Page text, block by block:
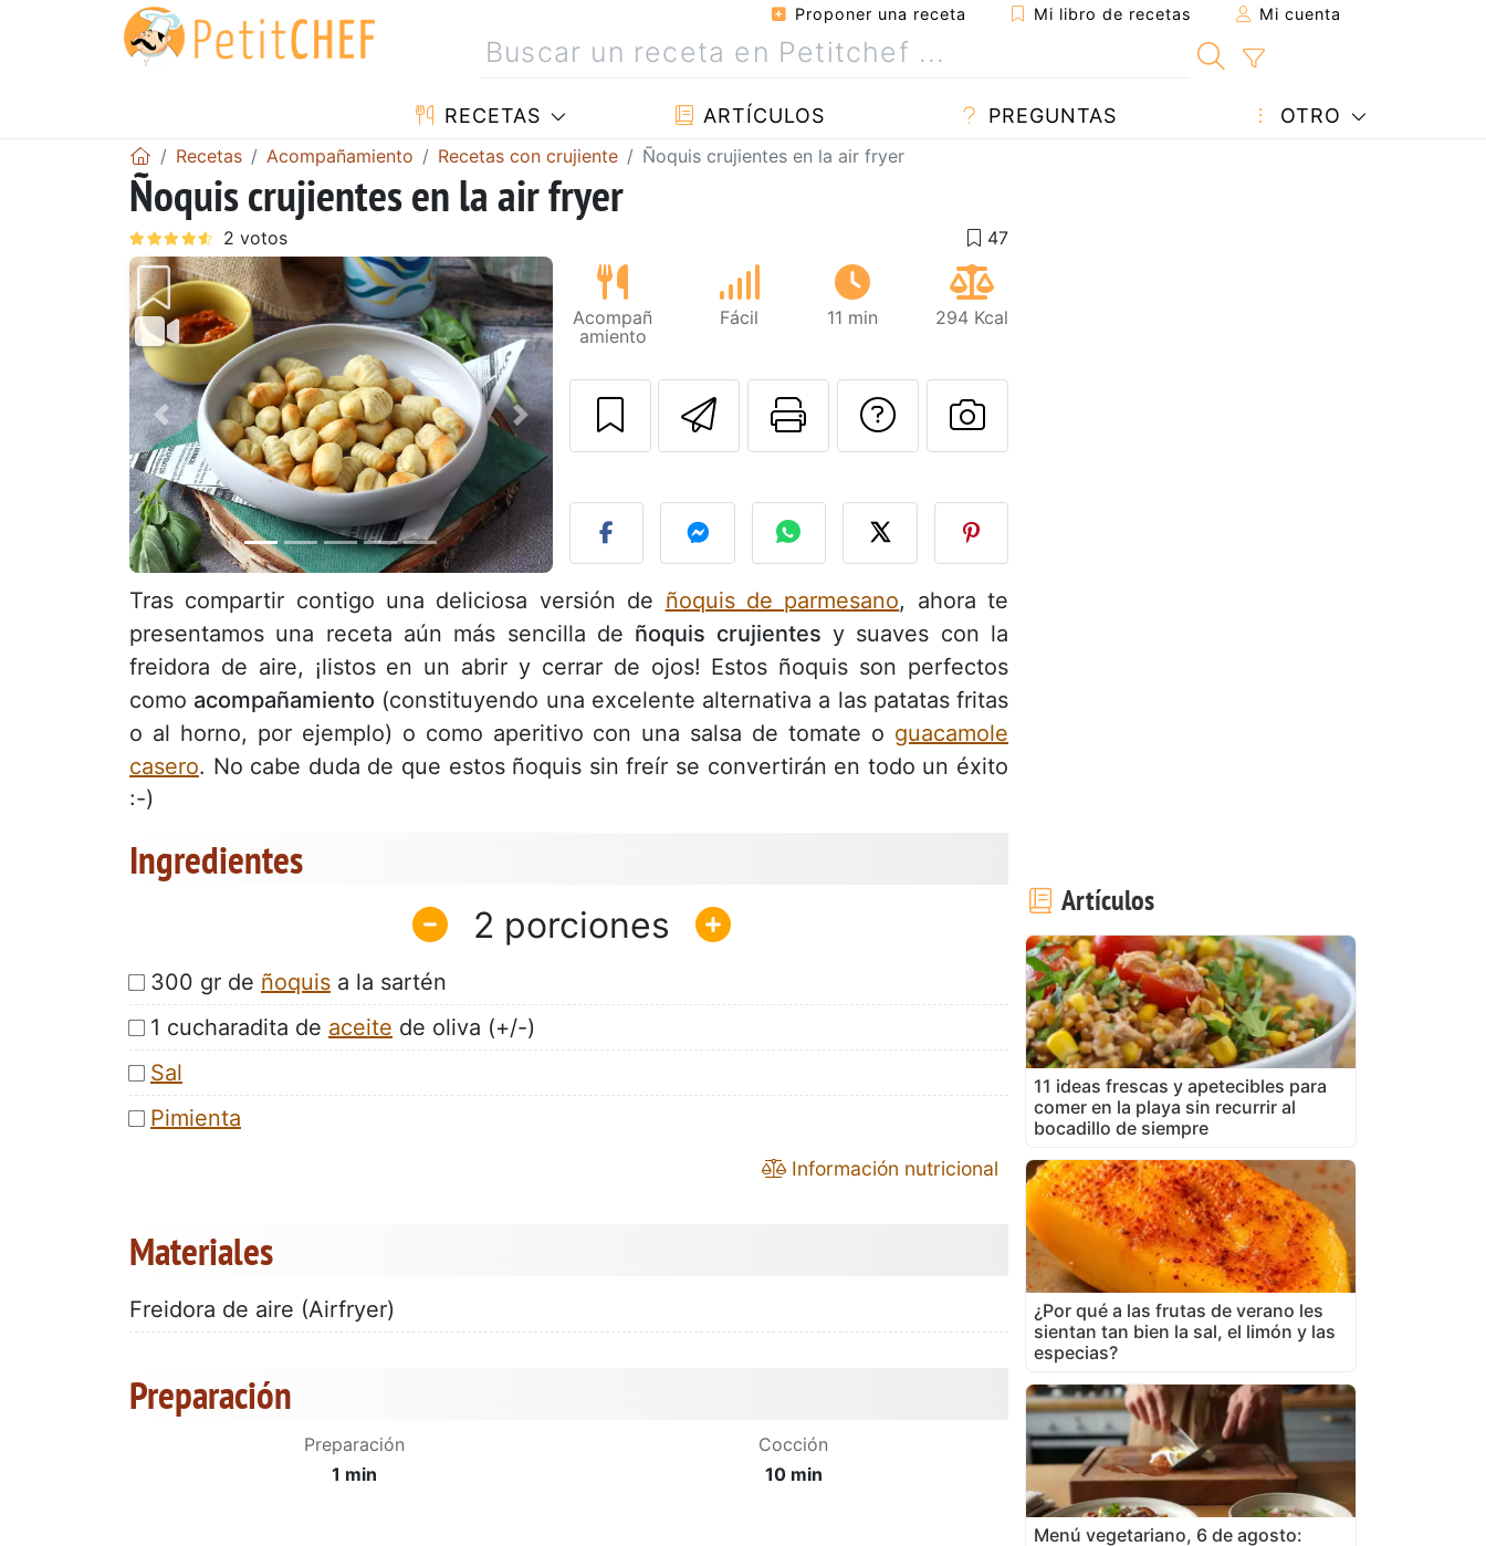
Proponer una receta Mi libro de recetas Mi cuenta
RECETAS ARTÍCULOS PREGUNTAS OTRO
Recetas Acompañamiento Recetas con crujiente Ñoquis crujientes en la air fryer
Ñoquis crujientes en la air fryer
Anterior Siguiente
Acompañ
amiento
Fácil 11 min 294 Kcal
Enviar esta receta a un amigo
Imprimir esta página
Preguntar al autor
Publicar la foto de esta receta
Tras compartir contigo una deliciosa versión de ñoquis de parmesano, ahora te
presentamos una receta aún más sencilla de ñoquis crujientes y suaves con la
freidora de aire, ¡listos en un abrir y cerrar de ojos! Estos ñoquis son perfectos
como acompañamiento (constituyendo una excelente alternativa a las patatas fritas
o al horno, por ejemplo) o como aperitivo con una salsa de tomate o guacamole
casero. No cabe duda de que estos ñoquis sin freír se convertirán en todo un éxito
:-)
Ingredientes
2
300 gr de ñoquis a la sartén
1 cucharadita de aceite de oliva (+/-)
Sal
Pimienta
Información nutricional
Materiales
Freidora de aire (Airfryer)
Preparación
Preparación
1 min
Cocción
10 min
Artículos
11 ideas frescas y apetecibles para
comer en la playa sin recurrir al
bocadillo de siempre
¿Por qué a las frutas de verano les
sientan tan bien la sal, el limón y las
especias?
Menú vegetariano, 6 de agosto: